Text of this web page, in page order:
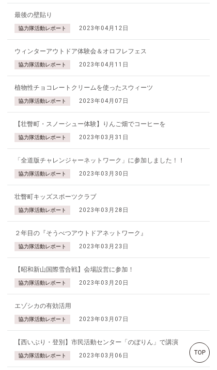
最後の壁貼り
協力隊活動レポート 2023年04月12日
ウィンターアウトドア体験会＆オロフレフェス
協力隊活動レポート 2023年04月11日
植物性チョコレートクリームを使ったスウィーツ
協力隊活動レポート 2023年04月07日
【壮瞥町・スノーシュー体験】りんご畑でコーヒーを
協力隊活動レポート 2023年03月31日
「全道版チャレンジャーネットワーク」に参加しました！！
協力隊活動レポート 2023年03月30日
壮瞥町キッズスポーツクラブ
協力隊活動レポート 2023年03月28日
２年目の『そうべつアウトドアネットワーク』
協力隊活動レポート 2023年03月23日
【昭和新山国際雪合戦】会場設営に参加！
協力隊活動レポート 2023年03月20日
エゾシカの有効活用
協力隊活動レポート 2023年03月07日
【西いぶり・登別】市民活動センター「のぼりん」で講演
協力隊活動レポート 2023年03月06日 TOP